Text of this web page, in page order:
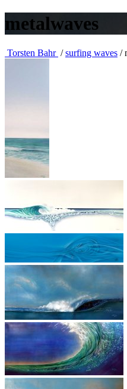
metalwaves
Torsten Bahr /surfing waves /